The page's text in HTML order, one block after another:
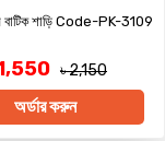
বাটিক শাড়ি Code-PK-3109
৳ 2,150
অর্ডার করুন